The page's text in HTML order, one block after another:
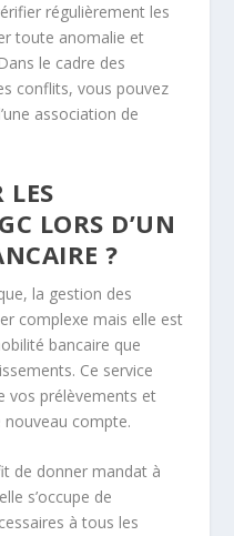
régulièrement les
toute anomalie et
le cadre des
conflits, vous pouvez
association de
LES
LORS D’UN
?
la gestion des
complexe mais elle est
bancaire que
Ce service
vos prélèvements et
compte.
de donner mandat à
s’occupe de
à tous les